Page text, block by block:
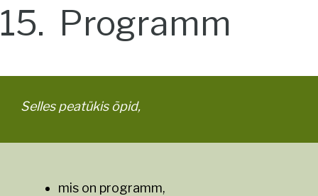
15 Programm
Selles peatükis õpid,
mis on programm,